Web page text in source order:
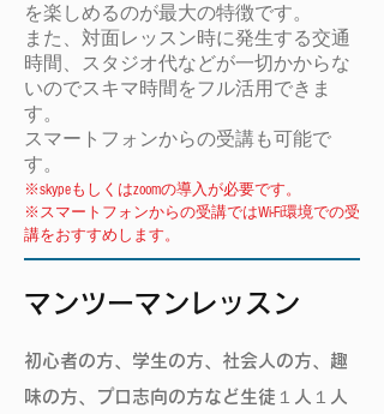
を楽しめるのが最大の特徴です。
また、対面レッスン時に発生する交通
時間、スタジオ代などが一切かからな
いのでスキマ時間をフル活用できま
す。
​スマートフォンからの受講も可能で
す。
※skypeもしくはzoomの導入が必要です。
​※スマートフォンからの受講ではWi-Fi環境での受
講をおすすめします。
​マンツーマンレッスン
初心者の方、学生の方、社会人の方、趣
味の方、プロ志向の方など生徒１人１人